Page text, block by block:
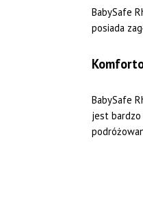
BabySafe
posiada
BabySafe
jest